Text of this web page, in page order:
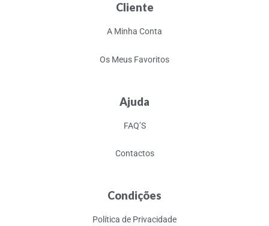
Cliente
A Minha Conta
Os Meus Favoritos
Ajuda
FAQ’S
Contactos
Condições
Política de Privacidade